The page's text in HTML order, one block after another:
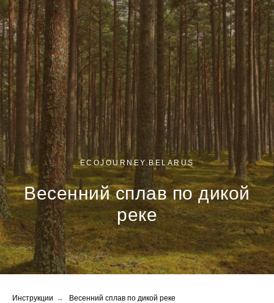
ECOJOURNEY.BELARUS
Весенний сплав по дикой
реке
Инструкции → Весенний сплав по дикой реке